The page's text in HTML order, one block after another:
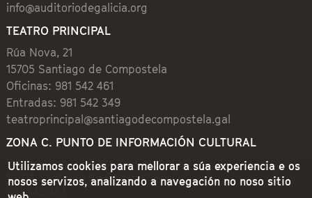
info@auditoriodegalicia.org
TEATRO PRINCIPAL
Rúa Nova, 21
15705 Santiago de Compostela
Oficinas: 981 542 461
Entradas: 981 542 349
teatroprincipal@santiagodecompostela.gal
ZONA C. PUNTO DE INFORMACIÓN CULTURAL
Preguntoiro, 1 (Praza de Cervantes)
15704 Santiago de Compostela
981 542 462
Utilizamos cookies para mellorar a súa experiencia e os
nosos servizos, analizando a navegación no noso sitio